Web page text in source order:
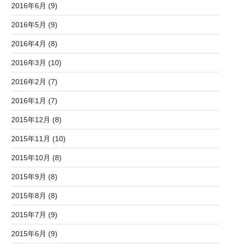
2016年6月 (9)
2016年5月 (9)
2016年4月 (8)
2016年3月 (10)
2016年2月 (7)
2016年1月 (7)
2015年12月 (8)
2015年11月 (10)
2015年10月 (8)
2015年9月 (8)
2015年8月 (8)
2015年7月 (9)
2015年6月 (9)